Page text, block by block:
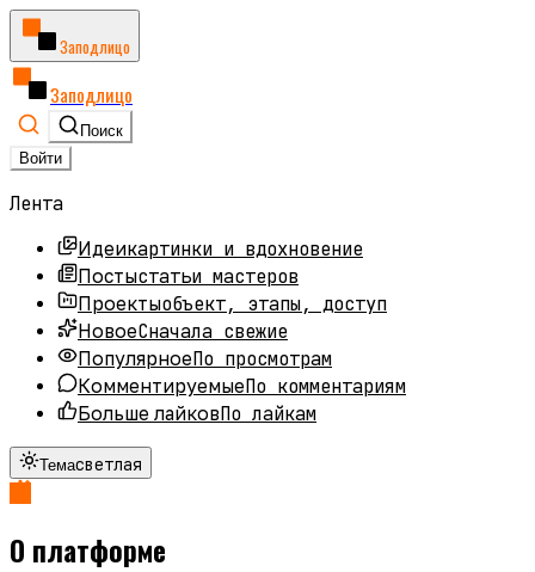
Заподлицо
Заподлицо
Поиск
Войти
Лента
Идеикартинки и вдохновение
Постыстатьи мастеров
Проектыобъект, этапы, доступ
НовоеСначала свежие
ПопулярноеПо просмотрам
КомментируемыеПо комментариям
Больше лайковПо лайкам
Темасветлая
О платформе